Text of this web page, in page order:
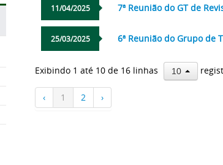
11/04/2025 7ª Reunião do GT de
25/03/2025 6ª Reunião do Grupo de
Exibindo 1 até 10 de 16 linhas 10
‹ 1 2 ›